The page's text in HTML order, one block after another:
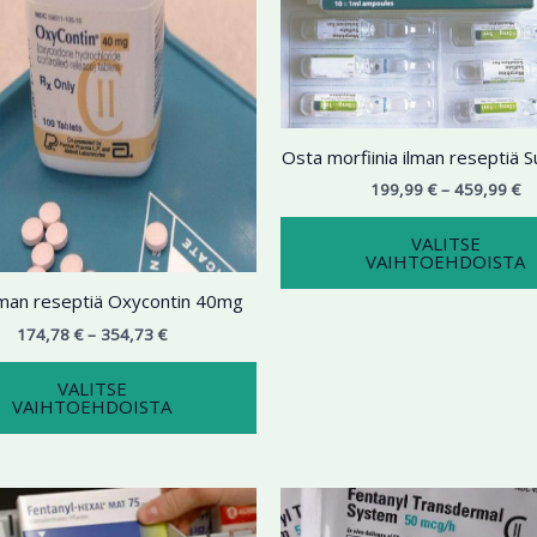
reseptiä Oxycontin 40mg
174,78€ – 354,73€
VALITSE
VAIHTOEHDOISTA
useampi
muunnelma.
Voit
tehdä
valinnat
sivulla.
Osta morfiinia ilman reseptiä
199,99€ – 459,99€
VALITSE
VAIHTOEHDOISTA
Hintaluokka:
199,99 €
Tällä
tuotteella